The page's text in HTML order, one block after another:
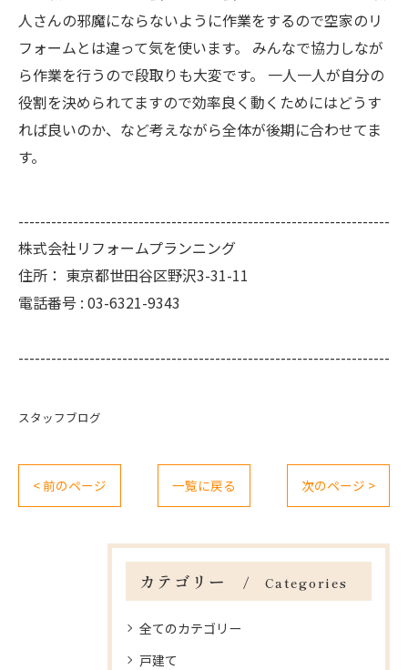
人さんの邪魔にならないように作業をするので空家のリ
フォームとは違って気を使います。 みんなで協力しなが
ら作業を行うので段取りも大変です。 一人一人が自分の
役割を決められてますので効率良く動くためにはどうす
れば良いのか、など考えながら全体が後期に合わせてま
す。
--------------------------------------------------------------------
株式会社リフォームプランニング
住所： 東京都世田谷区野沢3-31-11
電話番号 : 03-6321-9343
--------------------------------------------------------------------
スタッフブログ
< 前のページ 一覧に戻る 次のページ >
カテゴリー Categories
全てのカテゴリー
戸建て